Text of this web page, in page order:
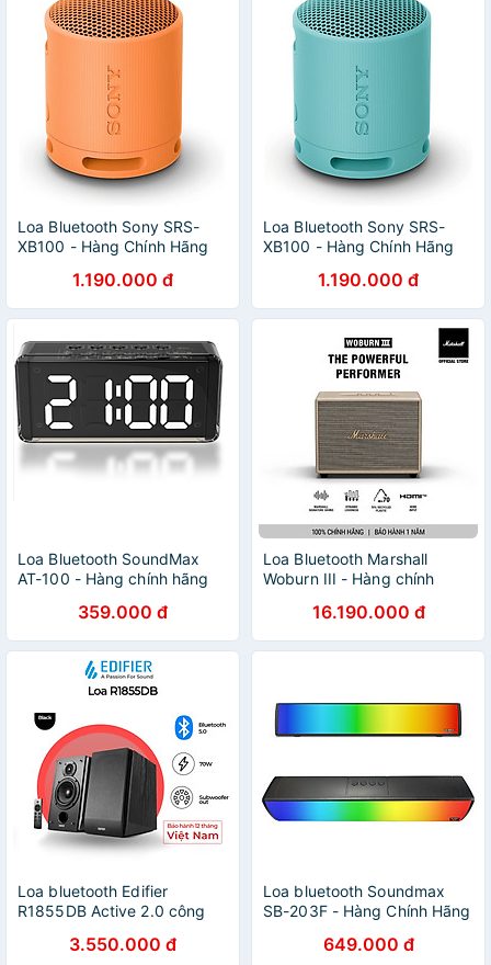
Loa Bluetooth Sony SRS-
XB100 - Hàng Chính Hãng
1.190.000 đ
Loa Bluetooth Sony SRS-
XB100 - Hàng Chính Hãng
1.190.000 đ
Loa Bluetooth SoundMax
AT-100 - Hàng chính hãng
359.000 đ
Loa Bluetooth Marshall
Woburn III - Hàng chính
16.190.000 đ
Loa bluetooth Edifier
R1855DB Active 2.0 công
3.550.000 đ
Loa bluetooth Soundmax
SB-203F - Hàng Chính Hãng
649.000 đ